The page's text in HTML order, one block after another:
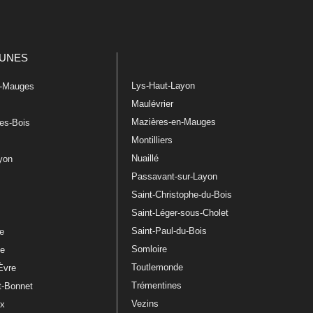
Bois
Bonnet
Lys-Haut-Layon
Maulévrier
Mazières-en-Mauges
Montilliers
Nuaillé
Passavant-sur-Layon
Saint-Christophe-du-Bois
Saint-Léger-sous-Cholet
Saint-Paul-du-Bois
Somloire
Toutlemonde
Trémentines
Vezins